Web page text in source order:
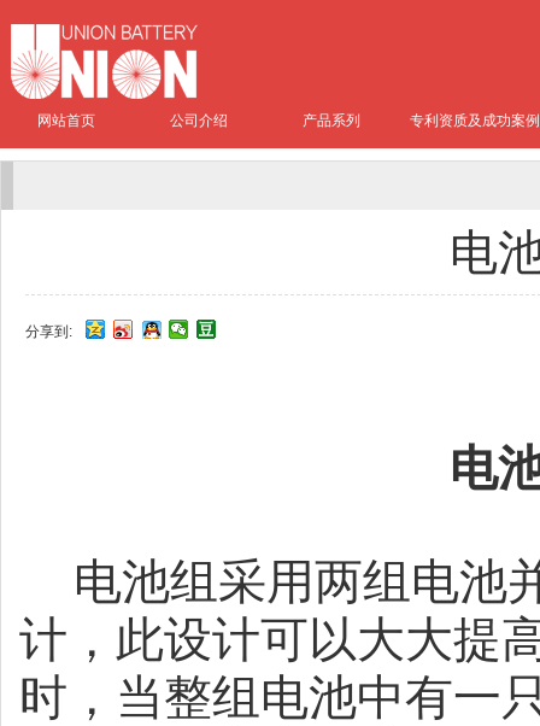
网站首页 公司介绍 产品系列 专利资质及成功案例
电
分享到:
电
电池组采用两组电池
计，此设计可以大大提
时，当整组电池中有一